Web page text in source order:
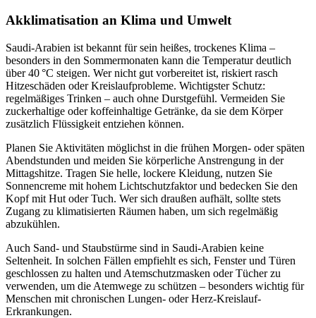
Akklimatisation an Klima und Umwelt
Saudi-Arabien ist bekannt für sein heißes, trockenes Klima –
besonders in den Sommermonaten kann die Temperatur deutlich
über 40 °C steigen. Wer nicht gut vorbereitet ist, riskiert rasch
Hitzeschäden oder Kreislaufprobleme. Wichtigster Schutz:
regelmäßiges Trinken – auch ohne Durstgefühl. Vermeiden Sie
zuckerhaltige oder koffeinhaltige Getränke, da sie dem Körper
zusätzlich Flüssigkeit entziehen können.
Planen Sie Aktivitäten möglichst in die frühen Morgen- oder späten
Abendstunden und meiden Sie körperliche Anstrengung in der
Mittagshitze. Tragen Sie helle, lockere Kleidung, nutzen Sie
Sonnencreme mit hohem Lichtschutzfaktor und bedecken Sie den
Kopf mit Hut oder Tuch. Wer sich draußen aufhält, sollte stets
Zugang zu klimatisierten Räumen haben, um sich regelmäßig
abzukühlen.
Auch Sand- und Staubstürme sind in Saudi-Arabien keine
Seltenheit. In solchen Fällen empfiehlt es sich, Fenster und Türen
geschlossen zu halten und Atemschutzmasken oder Tücher zu
verwenden, um die Atemwege zu schützen – besonders wichtig für
Menschen mit chronischen Lungen- oder Herz-Kreislauf-
Erkrankungen.